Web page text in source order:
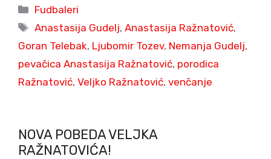
Categories
Fudbaleri
Tags
Anastasija Gudelj,Anastasija Ražnatović,
Goran Telebak, Ljubomir Tozev, Nemanja Gudelj,
pevačica Anastasija Ražnatović, porodica
Ražnatović, Veljko Ražnatović, venčanje
NOVA POBEDA VELJKA
RAŽNATOVIĆA!